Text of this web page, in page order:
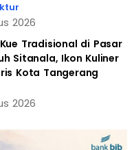
2026
Tradisional di Pasar
Sitanala, Ikon Kuliner
Kota Tangerang
2026